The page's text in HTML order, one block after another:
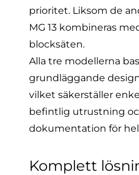
prioritet. Liksom de
MG 13 kombineras
blocksäten.
Alla tre modellerna
grundläggande
vilket säkerställer
befintlig utrustning
dokumentation för
Komplett